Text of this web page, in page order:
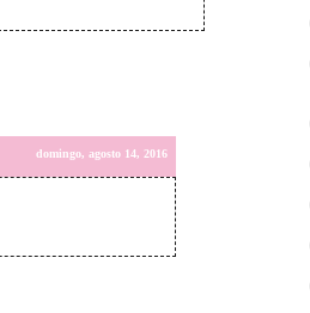
domingo, agosto 14, 2016